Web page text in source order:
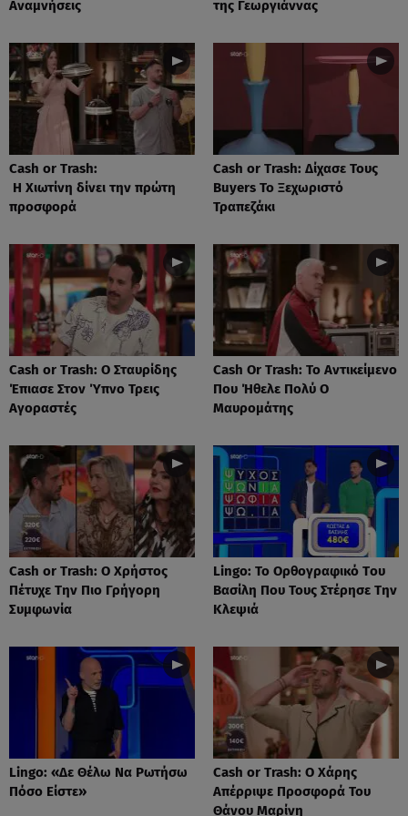
Αναμνήσεις
της Γεωργιάννας
Cash or Trash:
Η Χιωτίνη δίνει την πρώτη
προσφορά
Cash or Trash: Δίχασε Τους
Buyers Το Ξεχωριστό
Τραπεζάκι
Cash or Trash: Ο Σταυρίδης
Έπιασε Στον Ύπνο Τρεις
Αγοραστές
Cash Or Trash: Το Αντικείμενο
Που Ήθελε Πολύ Ο
Μαυρομάτης
Cash or Trash: Ο Χρήστος
Πέτυχε Την Πιο Γρήγορη
Συμφωνία
Lingo: Το Oρθογραφικό Tου
Βασίλη Που Τους Στέρησε Την
Κλεψιά
Lingo: «Δε Θέλω Να Ρωτήσω
Πόσο Είστε»
Cash or Trash: Ο Χάρης
Απέρριψε Προσφορά Του
Θάνου Μαρίνη